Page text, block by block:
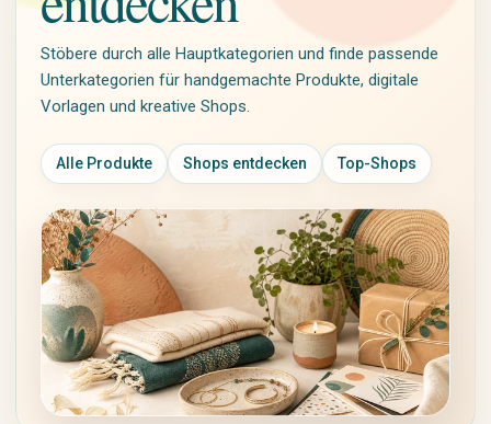
Jacken & Mäntel
Pullover & Strick
Kleider
Shirts & Tops
Unterwäsche & Nachtwäsche
Trachten & Kostüme
Personalisierter Schmuck
Vintage-Schmuck
Kunst & Sammlerstücke
Malerei
Zeichnung & Illustration
Drucke & Poster
Fotografie
Skulpturen
Keramik & Glas
Handarbeit, Basteln &
Kreativbedarf
Stoffe & Textilien
Wolle, Garn & Fasern
Perlen & Schmuckzubehör
Papier & Scrapbooking
Nähen & Kurzwaren
Stöbere durch alle Hauptkategorien und finde passende
Unterkategorien für handgemachte Produkte, digitale
Vorlagen und kreative Shops.
Alle Produkte Shops entdecken Top-Shops